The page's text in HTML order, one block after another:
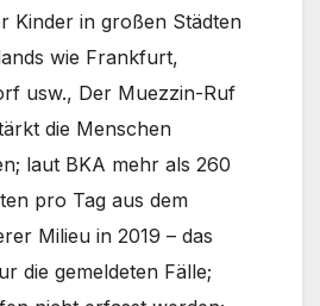
Kinder in großen Städten
wie Frankfurt,
usw., Der Muezzin-Ruf
die Menschen
laut BKA mehr als 260
pro Tag aus dem
Milieu in 2019 – das
die gemeldeten Fälle;